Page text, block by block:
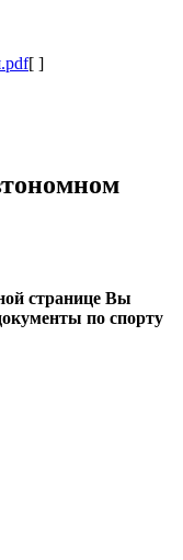
[ ]
странице Вы
по спорту